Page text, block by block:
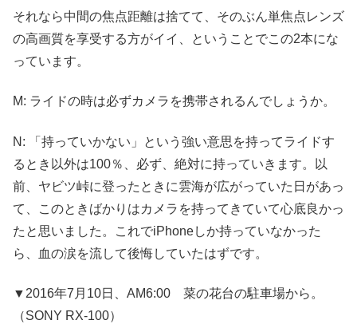
それなら中間の焦点距離は捨てて、そのぶん単焦点レンズ
の高画質を享受する方がイイ、ということでこの2本にな
っています。
M: ライドの時は必ずカメラを携帯されるんでしょうか。
N: 「持っていかない」という強い意思を持ってライドす
るとき以外は100％、必ず、絶対に持っていきます。以
前、ヤビツ峠に登ったときに雲海が広がっていた日があっ
て、このときばかりはカメラを持ってきていて心底良かっ
たと思いました。これでiPhoneしか持っていなかった
ら、血の涙を流して後悔していたはずです。
▼2016年7月10日、AM6:00 菜の花台の駐車場から。
（SONY RX-100）